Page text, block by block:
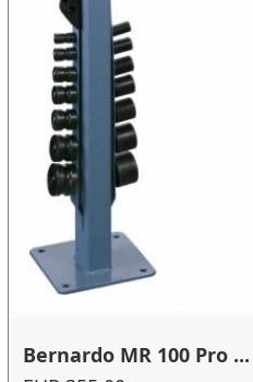
Bernardo MR 100 Pro ...